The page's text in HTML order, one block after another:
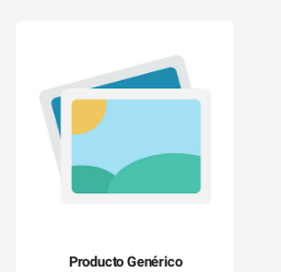
Producto Genérico